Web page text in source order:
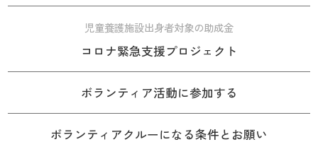
児童養護施設出身者対象の助成金
コロナ緊急支援プロジェクト
ボランティア活動に参加する
ボランティアクルーになる条件とお願い